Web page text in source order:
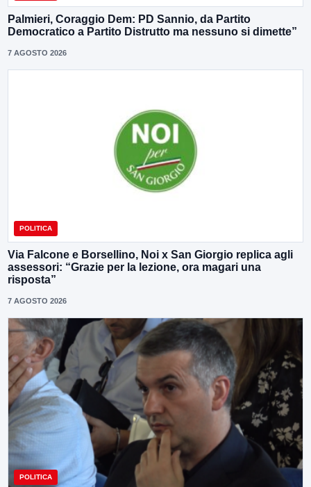
Palmieri, Coraggio Dem: PD Sannio, da Partito
Democratico a Partito Distrutto ma nessuno si dimette”
7 AGOSTO 2026
POLITICA
Via Falcone e Borsellino, Noi x San Giorgio replica agli
assessori: “Grazie per la lezione, ora magari una
risposta”
7 AGOSTO 2026
POLITICA